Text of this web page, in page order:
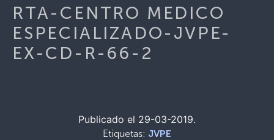
RTA-CENTRO MEDICO
ESPECIALIZADO-JVPE-
EX-CD-R-66-2
Publicado el 29-03-2019.
Etiquetas: JVPE